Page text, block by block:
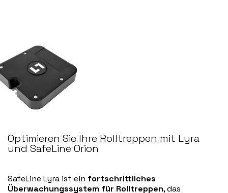
Optimieren Sie Ihre Rolltreppen mit Lyra
und SafeLine Orion
SafeLine Lyra ist ein fortschrittliches
Überwachungssystem für Rolltreppen, das